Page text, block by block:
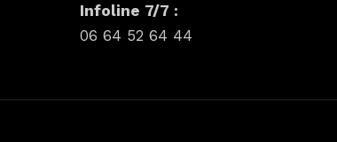
Infoline 7/7 :
06 64 52 64 44